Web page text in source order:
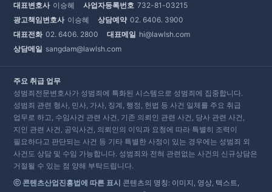
대표변호사 이승혜 사업자등록번호 732-81-03215
광고책임변호사 이승혜 상담예약 02. 6406. 3900
대표전화 02. 6406. 2800 대표메일 hi@lawlsh.com
상담메일 sangdam@lawlsh.com
주요 취급 업무
성범죄전문변호사가 성범죄에 특화된 시스템으로 성범죄에 집중합니다.
성범죄 관련 형사, 민사, 가사, 징계, 행정, 헌법 등 사건 일체를 주요 취급
업무로 하고, 수임사건 관련 사건, 기존 의뢰인 관련 사건, 당사 관련 사건,
지인 관련 사건, 공익사건, 의뢰인의 이익과 요청에 따라 특별히 조력이
필요하다고 판단되는 사건 등 기타 특별한 사정이 있는 경우에는 성범죄 외
사건도 상담 및 수임 가능합니다. 성범죄와 전혀 관련없는 사건의 신규상담은
거절될 수 있는 점 양해 부탁드립니다.
ⓒ 콘텐츠산업진흥법에 따른 표시 콘텐츠의 명칭: 이미지, 영상, 텍스트,